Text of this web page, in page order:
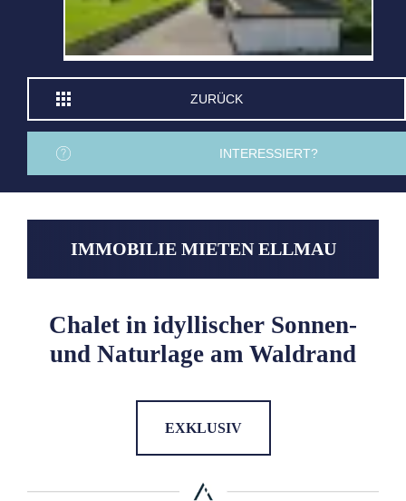
ZURÜCK
INTERESSIERT?
IMMOBILIE MIETEN ELLMAU
Chalet in idyllischer Sonnen-
und Naturlage am Waldrand
EXKLUSIV